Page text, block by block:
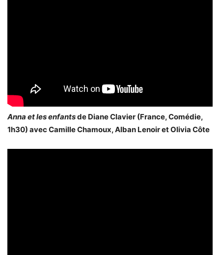
Anna et les enfantsde Diane Clavier (France, Comédie,
1h30) avec Camille Chamoux, Alban Lenoir et Olivia Côte